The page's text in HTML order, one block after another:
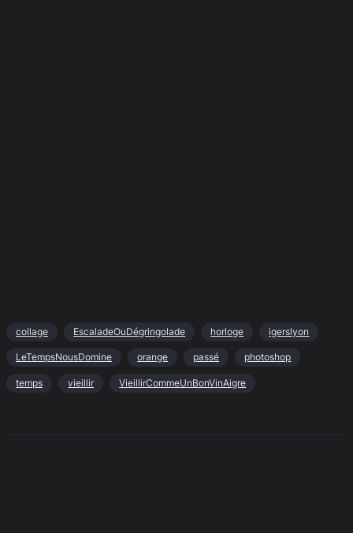
collage EscaladeOuDégringolade horloge igerslyon
LeTempsNousDomine orange passé photoshop
temps vieillir VieillirCommeUnBonVinAigre